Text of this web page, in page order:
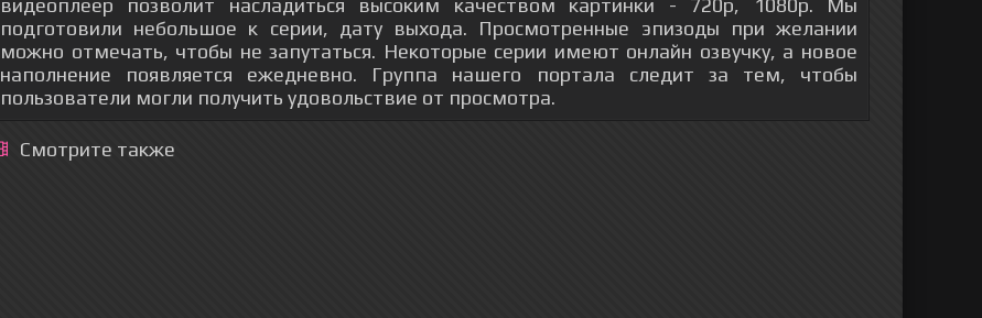
видеоплеер позволит насладиться высоким качеством картинки - 720р, 1080p. Мы
подготовили небольшое к серии, дату выхода. Просмотренные эпизоды при желании
можно отмечать, чтобы не запутаться. Некоторые серии имеют онлайн озвучку, а новое
наполнение появляется ежедневно. Группа нашего портала следит за тем, чтобы
пользователи могли получить удовольствие от просмотра.
Смотрите также